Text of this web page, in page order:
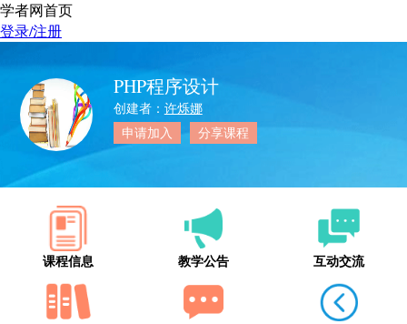
学者网首页
登录/注册
PHP程序设计
创建者： 许烁娜
申请加入
分享课程
课程信息 教学公告 互动交流